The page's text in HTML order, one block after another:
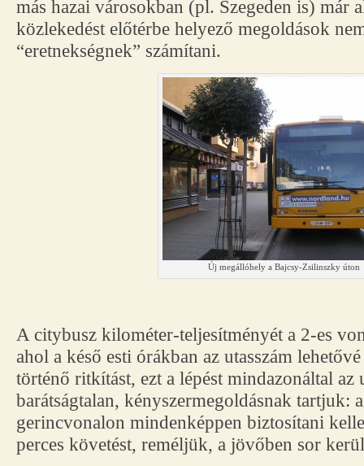
más hazai városokban (pl. Szegeden is) már
közlekedést előtérbe helyező megoldások
“eretnekségnek” számítani.
Új megállóhely a Bajcsy-Zsilinszky úton
A citybusz kilométer-teljesítményét a 2-es
ahol a késő esti órákban az utasszám
történő ritkítást, ezt a lépést mindazonáltal az
barátságtalan, kényszermegoldásnak tartjuk:
gerincvonalon mindenképpen biztosítani
perces követést, reméljük, a jövőben sor